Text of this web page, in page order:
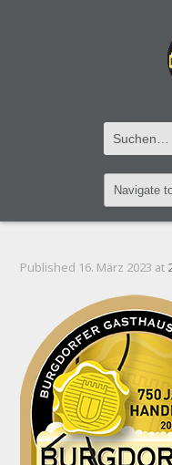
Published 16. März 2023 at